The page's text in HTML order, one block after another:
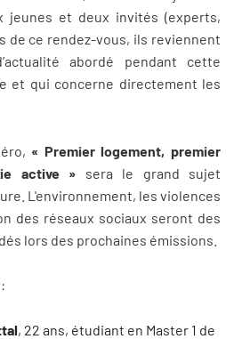
jeunes et deux invités (experts,
de ce rendez-vous, ils reviennent
abordé pendant cette
et qui concerne directement les
« Premier logement, premier
active » sera le grand sujet
L'environnement, les violences
des réseaux sociaux seront des
lors des prochaines émissions.
, 22 ans, étudiant en Master 1 de